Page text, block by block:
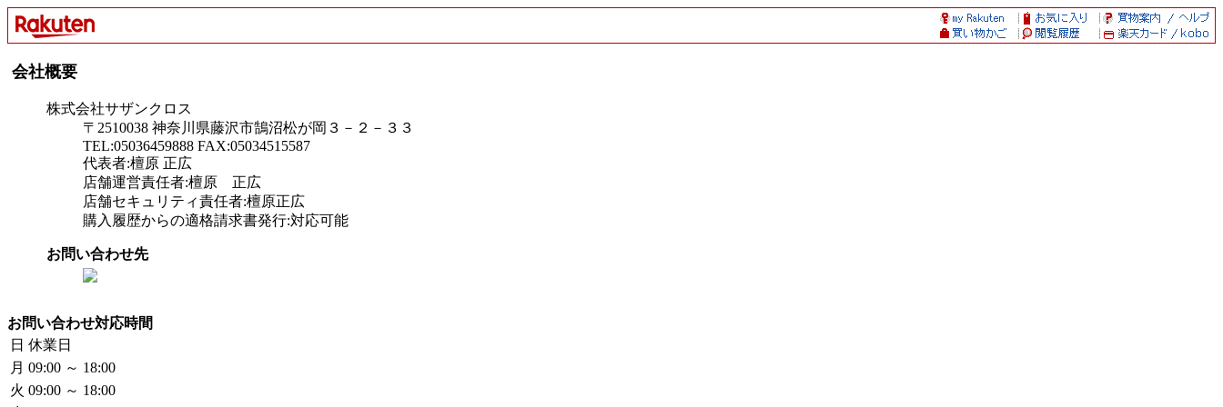
会社概要
株式会社サザンクロス
〒2510038 神奈川県藤沢市鵠沼松が岡３－２－３３
TEL:05036459888 FAX:05034515587
代表者:檀原 正広
店舗運営責任者:檀原 正広
店舗セキュリティ責任者:檀原正広
購入履歴からの適格請求書発行:対応可能
お問い合わせ先
お問い合わせ対応時間
日 休業日
月 09:00 ～ 18:00
火 09:00 ～ 18:00